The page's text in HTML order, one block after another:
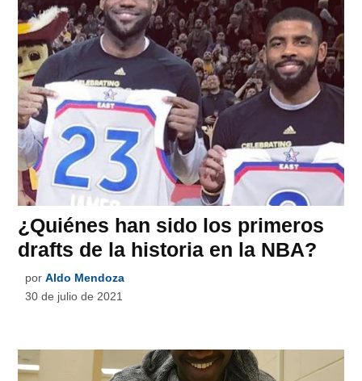
¿Quiénes han sido los primeros
drafts de la historia en la NBA?
por Aldo Mendoza
30 de julio de 2021